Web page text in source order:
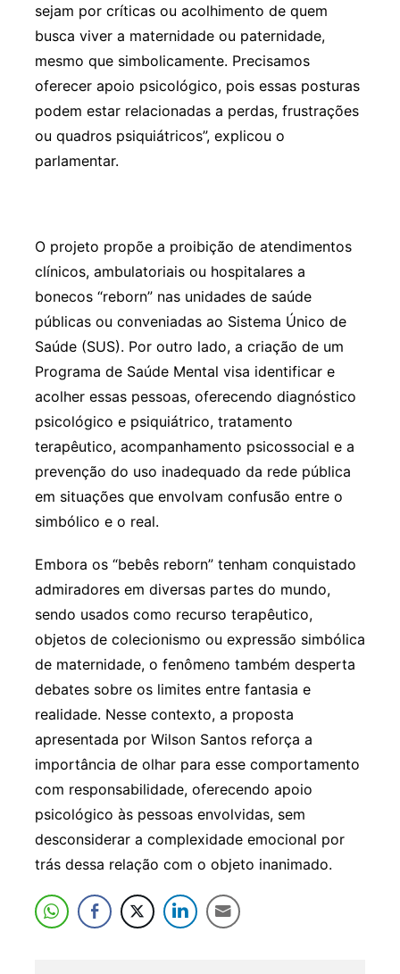
sejam por críticas ou acolhimento de quem
busca viver a maternidade ou paternidade,
mesmo que simbolicamente. Precisamos
oferecer apoio psicológico, pois essas posturas
podem estar relacionadas a perdas, frustrações
ou quadros psiquiátricos”, explicou o
parlamentar.
O projeto propõe a proibição de atendimentos
clínicos, ambulatoriais ou hospitalares a
bonecos “reborn” nas unidades de saúde
públicas ou conveniadas ao Sistema Único de
Saúde (SUS). Por outro lado, a criação de um
Programa de Saúde Mental visa identificar e
acolher essas pessoas, oferecendo diagnóstico
psicológico e psiquiátrico, tratamento
terapêutico, acompanhamento psicossocial e a
prevenção do uso inadequado da rede pública
em situações que envolvam confusão entre o
simbólico e o real.
Embora os “bebês reborn” tenham conquistado
admiradores em diversas partes do mundo,
sendo usados como recurso terapêutico,
objetos de colecionismo ou expressão simbólica
de maternidade, o fenômeno também desperta
debates sobre os limites entre fantasia e
realidade. Nesse contexto, a proposta
apresentada por Wilson Santos reforça a
importância de olhar para esse comportamento
com responsabilidade, oferecendo apoio
psicológico às pessoas envolvidas, sem
desconsiderar a complexidade emocional por
trás dessa relação com o objeto inanimado.